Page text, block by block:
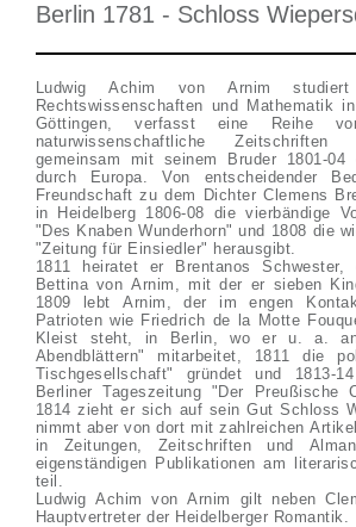
Berlin 1781 - Schloss
Ludwig Achim von Arnim studiert
Rechtswissenschaften und Mathematik
Göttingen, verfasst eine Reihe
naturwissenschaftliche
gemeinsam mit seinem Bruder 1801-04
durch Europa. Von entscheidender
Freundschaft zu dem Dichter Clemens
in Heidelberg 1806-08 die vierbändige
"Des Knaben Wunderhorn" und 1808 die
"Zeitung für Einsiedler" herausgibt.
1811 heiratet er Brentanos Schwester,
Bettina von Arnim, mit der er sieben
1809 lebt Arnim, der im engen
Patrioten wie Friedrich de la Motte
Kleist steht, in Berlin, wo er u. a.
Abendblättern" mitarbeitet, 1811 die
Tischgesellschaft" gründet und 1813-
Berliner Tageszeitung "Der Preußische
1814 zieht er sich auf sein Gut Schloss
nimmt aber von dort mit zahlreichen
in Zeitungen, Zeitschriften und
eigenständigen Publikationen am
teil.
Ludwig Achim von Arnim gilt neben
Hauptvertreter der Heidelberger Romantik.